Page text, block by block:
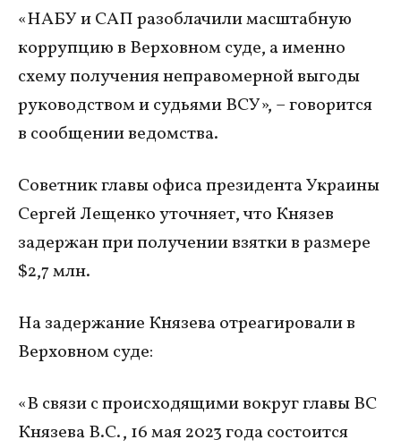
«НАБУ и САП разоблачили масштабную
коррупцию в Верховном cуде, а именно
схему получения неправомерной выгоды
руководством и судьями ВСУ», – говорится
в сообщении ведомства.
Советник главы офиса президента Украины
Сергей Лещенко уточняет, что Князев
задержан при получении взятки в размере
$2,7 млн.
На задержание Князева отреагировали в
Верховном суде:
«В связи с происходящими вокруг главы ВС
Князева В.С., 16 мая 2023 года состоится